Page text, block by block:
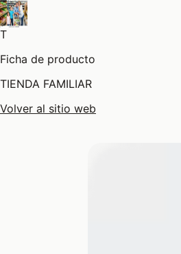
T
Ficha de producto
TIENDA FAMILIAR
Volver al sitio web